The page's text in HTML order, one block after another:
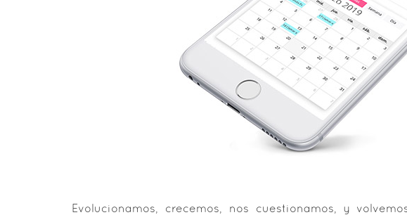
Evolucionamos, crecemos, nos cuestionamos, y